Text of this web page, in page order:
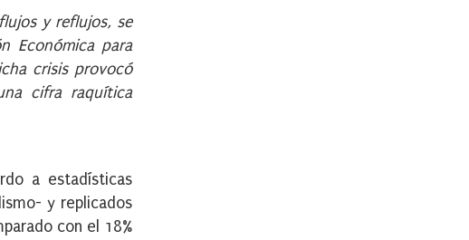
y reflujos, se
Económica para
crisis provocó
cifra raquítica
a estadísticas
y replicados
con el 18%